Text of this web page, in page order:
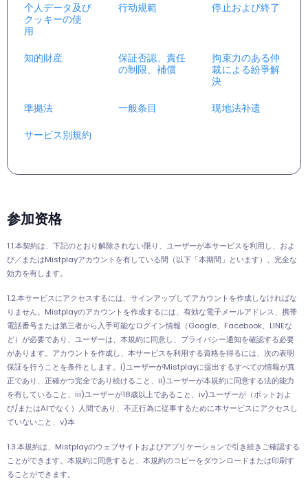
个人データ及び
クッキーの使
用
行动规範 停止および終了
知的財産
保証否認、責任
の制限、補償
拘束力のある仲
裁による紛爭解
決
準拠法
一般条目
现地法补遗
サービス別規約
参加资格
1.1.本契約は、下記のとおり解除されない限り、ユーザーが本サービスを利用し、およ
び／またはMistplayアカウントを有している間（以下「本期間」といます）、完全な
効力を有します。
1.2.本サービスにアクセスするには、サインアップしてアカウントを作成しなければな
りません。Mistplayのアカウントを作成するには、有効な電子メールアドレス、携帯
電話番号または第三者から入手可能なログイン情報（Google、Facebook、LINEな
ど）が必要であり、ユーザーは、本規約に同意し、プライバシー通知を確認する必要
があります。アカウントを作成し、本サービスを利用する資格を得るには、次の表明
保証を行うことを条件とします。i)ユーザーがMistplayに提出するすべての情報が真
正であり、正確かつ完全であり続けること、ii)ユーザーが本規約に同意する法的能力
を有していること、iii)ユーザーが18歳以上であること、iv)ユーザーが（ボットおよ
び/またはAIでなく）人間であり、不正行為に従事するために本サービスにアクセスし
ていないこと、v)本
1.3.本規約は、Mistplayのウェブサイトおよびアプリケーションで引き続きご確認する
ことができます。本規約に同意すると、本規約のコピーをダウンロードまたは印刷す
ることができます。